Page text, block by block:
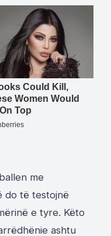
me
do të testojnë
e tyre. Këto
ashtu